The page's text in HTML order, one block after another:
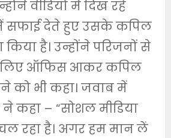
वीडियो में दिख रहे
सफाई देते हुए उसके कपिल
किया है। उन्होंने परिजनों से
ऑफिस आकर कपिल
को भी कहा। जवाब में
कहा – “सोशल मीडिया
चल रहा है। अगर हम मान लें